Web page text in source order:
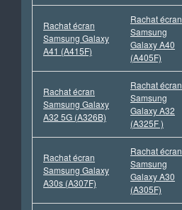
Rachat écran
Samsung Galaxy
A41 (A415F)
Rachat écran
Samsung
Galaxy A40
(A405F)
Rachat écran
Samsung Galaxy
A32 5G (A326B)
Rachat écran
Samsung
Galaxy A32
(A325F )
Rachat écran
Samsung Galaxy
A30s (A307F)
Rachat écran
Samsung
Galaxy A30
(A305F)